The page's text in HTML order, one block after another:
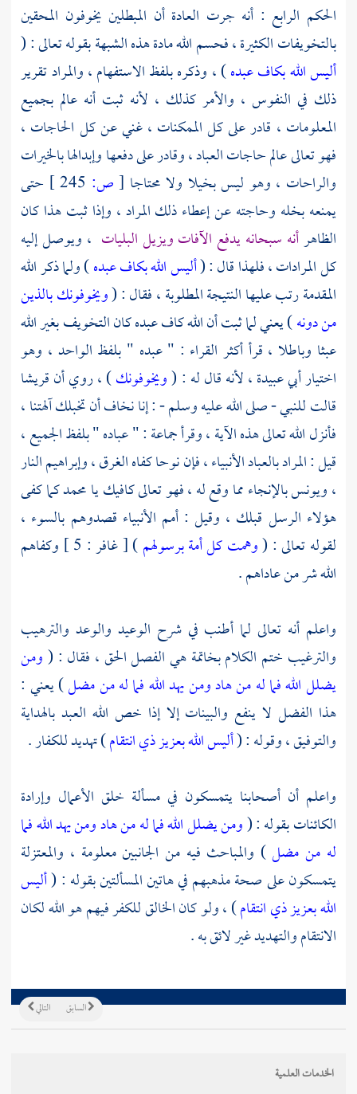
الحكم الرابع : أنه جرت العادة أن المبطلين يخوفون المحقين
بالتخويفات الكثيرة ، فحسم الله مادة هذه الشبهة بقوله تعالى : (
أليس الله بكاف عبده) ، وذكره بلفظ الاستفهام ، والمراد تقرير
ذلك في النفوس ، والأمر كذلك ، لأنه ثبت أنه عالم بجميع
المعلومات ، قادر على كل الممكنات ، غني عن كل الحاجات ،
فهو تعالى عالم حاجات العباد ، وقادر على دفعها وإبدالها بالخيرات
والراحات ، وهو ليس بخيلا ولا محتاجا [ص:
حتى
يمنعه بخله وحاجته عن إعطاء ذلك المراد ، وإذا ثبت هذا كان
الظاهرأنه سبحانه يدفع الآفات ويزيل البليات ، ويوصل إليه
كل المرادات ، فلهذا قال : (أليس الله بكاف عبده) ولما ذكر الله
المقدمة رتب عليها النتيجة المطلوبة ، فقال : (ويخوفونك بالذين
من دونه) يعني لما ثبت أن الله كاف عبده كان التخويف بغير الله
عبثا وباطلا ، قرأ أكثر القراء : " عبده " بلفظ الواحد ، وهو
اختيارأبي عبيدة، لأنه قال له : (ويخوفونك) ، روي أنقريشا
قالت للنبي - صلى الله عليه وسلم - : إنا نخاف أن تخبلك آلهتنا ،
فأنزل الله تعالى هذه الآية ، وقرأ جماعة : " عباده " بلفظ الجميع ،
قيل : المراد بالعباد الأنبياء ، فإن نوحا كفاه الغرق ،وإبراهيمالنار
،ويونسبالإنجاء مما وقع له ، فهو تعالى كافيك يامحمدكما كفى
هؤلاء الرسل قبلك ، وقيل : أمم الأنبياء قصدوهم بالسوء ،
لقوله تعالى : (وهمت كل أمة برسولهم
) [ غافر : 5 ] وكفاهم
الله شر من عاداهم .
واعلم أنه تعالى لما أطنب في شرح الوعيد والوعد والترهيب
والترغيب ختم الكلام بخاتمة هي الفصل الحق ، فقال : (ومن
يضلل الله فما له من هادومن يهد الله فما له من مضل) يعني :
هذا الفضل لا ينفع والبينات إلا إذا خص الله العبد بالهداية
والتوفيق ، وقوله : (أليس الله بعزيز ذي انتقام) تهديد للكفار .
واعلم أن أصحابنا يتمسكون في مسألة خلق الأعمال وإرادة
الكائنات بقوله : (ومن يضلل الله فما له من هاد ومن يهد الله فما
له من مضل) والمباحث فيه من الجانبين معلومة ، والمعتزلة
يتمسكون على صحة مذهبهم في هاتين المسألتين بقوله : (أليس
الله بعزيز ذي انتقام) ، ولو كان الخالق للكفر فيهم هو الله لكان
الانتقام والتهديد غير لائق به .
التالي السابق
الخدمات العلمية